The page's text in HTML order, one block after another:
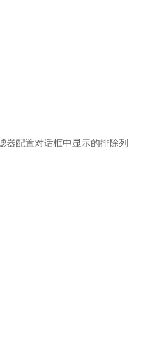
器配置对话框中显示的排除列